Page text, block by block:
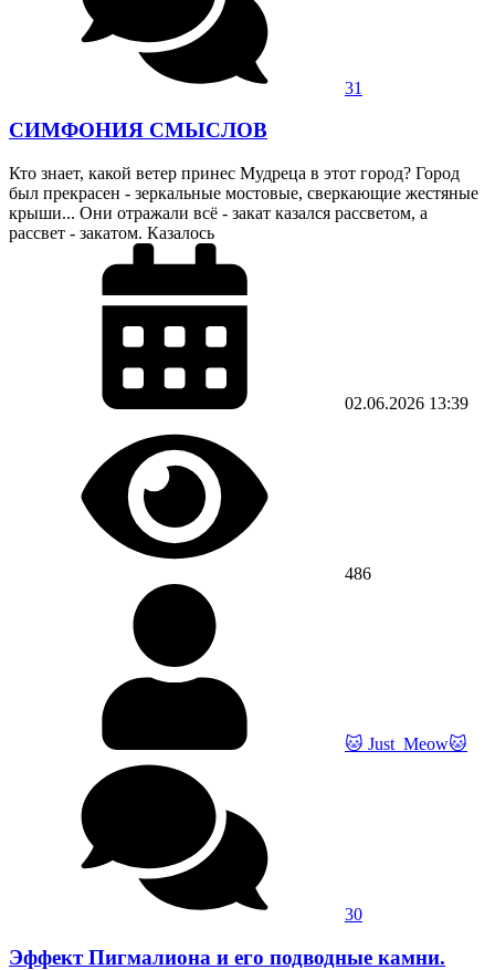
31
СИМФОНИЯ СМЫСЛОВ
Кто знает, какой ветер принес Мудреца в этот город? Город
был прекрасен - зеркальные мостовые, сверкающие жестяные
крыши... Они отражали всё - закат казался рассветом, а
рассвет - закатом. Казалось
02.06.2026 13:39
486
🐱 Just_Meow🐱
30
Эффект Пигмалиона и его подводные камни.